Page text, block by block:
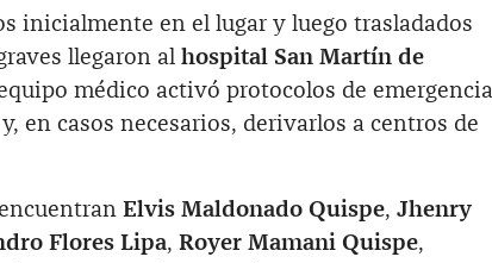
inicialmente en el lugar y luego trasladados
llegaron al hospital San Martín de
médico activó protocolos de emergencia
en casos necesarios, derivarlos a centros de
Elvis Maldonado Quispe, Jhenry
Flores Lipa, Royer Mamani Quispe,